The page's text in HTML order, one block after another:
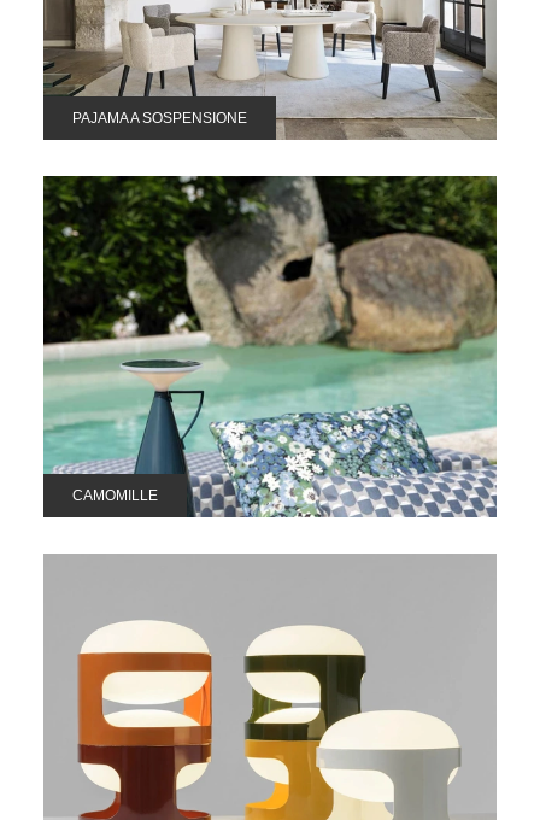
PAJAMA A SOSPENSIONE
CAMOMILLE